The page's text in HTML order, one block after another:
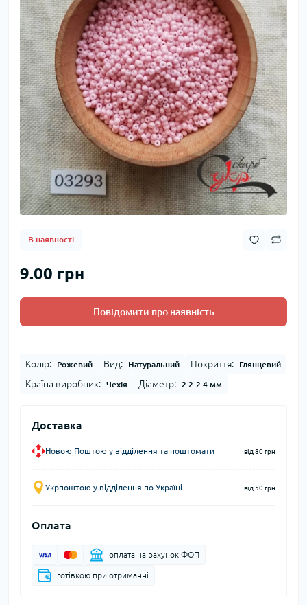
В наявності
9.00 грн
Повідомити про наявність
Колір: Рожевий Вид: Натуральний Покриття: Глянцевий
Країна виробник: Чехія Діаметр: 2.2-2.4 мм
Доставка
Новою Поштою у відділення та поштомати від 80 грн
Укрпоштою у відділення по Україні від 50 грн
Оплата
оплата на рахунок ФОП
готівкою при отриманні